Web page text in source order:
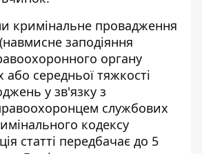
кримінальне провадження
заподіяння
органу
або середньої тяжкості
у зв'язку з
службових
кодексу
статті передбачає до 5